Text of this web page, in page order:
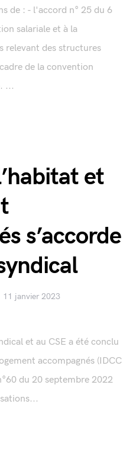
de : - l'accord n° 25 du 6
salariale et à la
relevant des structures
de la convention
...
et
s’accorde
11 janvier 2023
et au CSE a été conclu
accompagnés (IDCC
du 20 septembre 2022